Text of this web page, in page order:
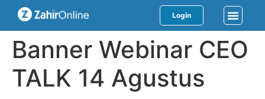
Login
Banner Webinar CEO
TALK 14 Agustus